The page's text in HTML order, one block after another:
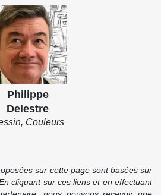
Philippe
Delestre
Couleurs
sur cette page sont basées sur
cliquant sur ces liens et en effectuant